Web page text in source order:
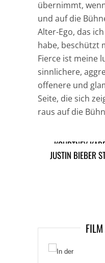
übernimmt,
und auf die
Alter-Ego, das
habe, beschützt
Fierce ist meine
sinnlichere,
offenere und
Seite, die sich
raus auf die
CHER
MUSIK NEWS
KOURTNEY
JUSTIN BIEBER